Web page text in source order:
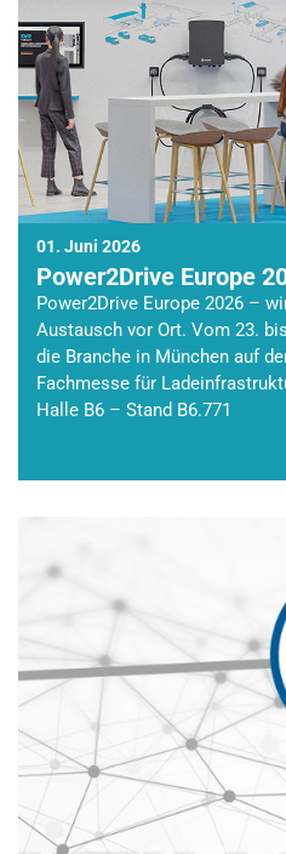
01. Juni 2026
Power2Drive Europe
Power2Drive Europe 2026 –
Austausch vor Ort. Vom 23.
die Branche in München auf
Fachmesse für
Halle B6 – Stand B6.771